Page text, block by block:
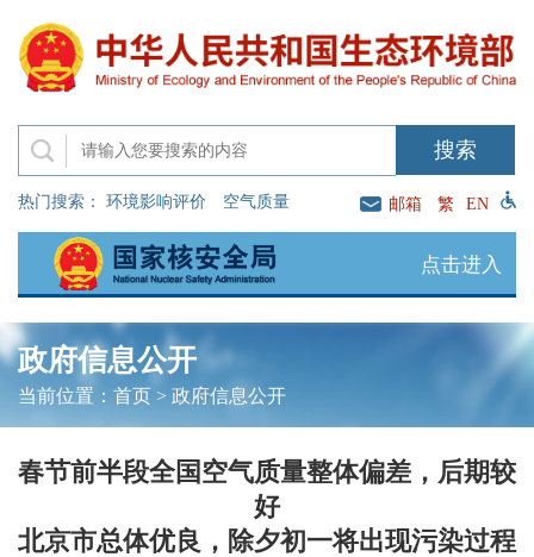
热门搜索： 环境影响评价 空气质量 邮箱 繁 EN
点击进入
政府信息公开
当前位置： 首页> 政府信息公开
春节前半段全国空气质量整体偏差，后期较
好
北京市总体优良，除夕初一将出现污染过程